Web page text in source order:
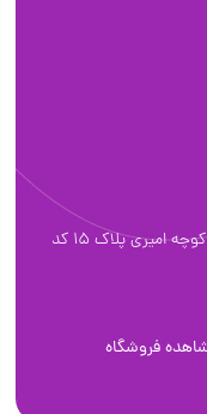
تهران خیابان رجب زاده خیبان ابراهیمی کوچه امیری پلاک ۱۵ کد
فروشگاه